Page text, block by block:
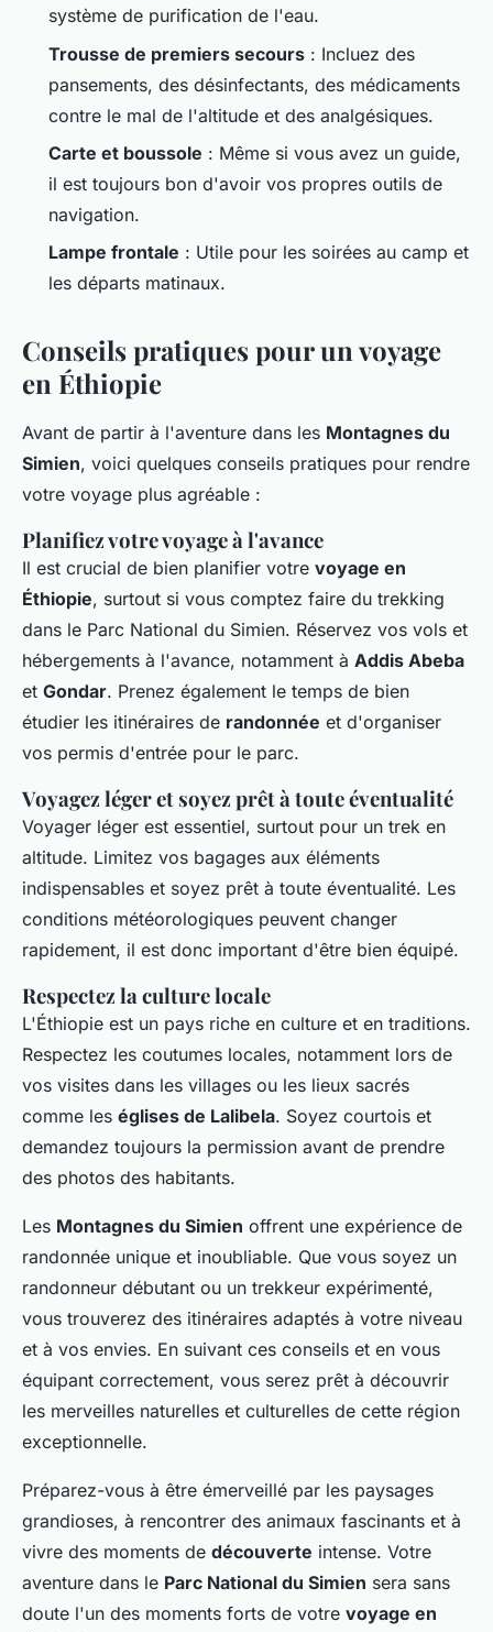
système de purification de l'eau.
Trousse de premiers secours : Incluez des
pansements, des désinfectants, des médicaments
contre le mal de l'altitude et des analgésiques.
Carte et boussole : Même si vous avez un guide,
il est toujours bon d'avoir vos propres outils de
navigation.
Lampe frontale : Utile pour les soirées au camp et
les départs matinaux.
Conseils pratiques pour un voyage
en Éthiopie
Avant de partir à l'aventure dans les Montagnes du
Simien, voici quelques conseils pratiques pour rendre
votre voyage plus agréable :
Planifiez votre voyage à l'avance
Il est crucial de bien planifier votre voyage en
Éthiopie, surtout si vous comptez faire du trekking
dans le Parc National du Simien. Réservez vos vols et
hébergements à l'avance, notamment à Addis Abeba
et Gondar. Prenez également le temps de bien
étudier les itinéraires de randonnée et d'organiser
vos permis d'entrée pour le parc.
Voyagez léger et soyez prêt à toute éventualité
Voyager léger est essentiel, surtout pour un trek en
altitude. Limitez vos bagages aux éléments
indispensables et soyez prêt à toute éventualité. Les
conditions météorologiques peuvent changer
rapidement, il est donc important d'être bien équipé.
Respectez la culture locale
L'Éthiopie est un pays riche en culture et en traditions.
Respectez les coutumes locales, notamment lors de
vos visites dans les villages ou les lieux sacrés
comme les églises de Lalibela. Soyez courtois et
demandez toujours la permission avant de prendre
des photos des habitants.
Les Montagnes du Simien offrent une expérience de
randonnée unique et inoubliable. Que vous soyez un
randonneur débutant ou un trekkeur expérimenté,
vous trouverez des itinéraires adaptés à votre niveau
et à vos envies. En suivant ces conseils et en vous
équipant correctement, vous serez prêt à découvrir
les merveilles naturelles et culturelles de cette région
exceptionnelle.
Préparez-vous à être émerveillé par les paysages
grandioses, à rencontrer des animaux fascinants et à
vivre des moments de découverte intense. Votre
aventure dans le Parc National du Simien sera sans
doute l'un des moments forts de votre voyage en